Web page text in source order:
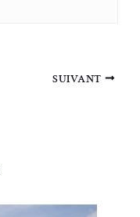
SUIVANT